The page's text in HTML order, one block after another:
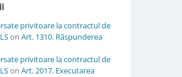
privitoare la contractul de
on Art. 1310. Răspunderea
privitoare la contractul de
on Art. 2017. Executarea